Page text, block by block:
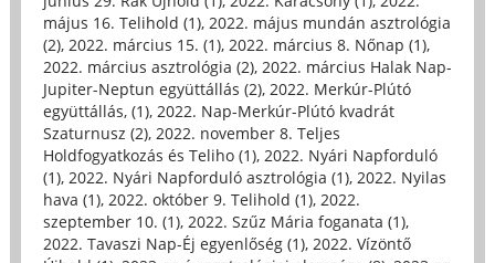
május 16. Telihold (1), 2022. május mundán asztrológia
(2), 2022. március 15. (1), 2022. március 8. Nőnap (1),
2022. március asztrológia (2), 2022. március Halak Nap-
Jupiter-Neptun együttállás (2), 2022. Merkúr-Plútó
együttállás, (1), 2022. Nap-Merkúr-Plútó kvadrát
Szaturnusz (2), 2022. november 8. Teljes
Holdfogyatkozás és Teliho (1), 2022. Nyári Napforduló
(1), 2022. Nyári Napforduló asztrológia (1), 2022. Nyilas
hava (1), 2022. október 9. Telihold (1), 2022.
szeptember 10. (1), 2022. Szűz Mária foganata (1),
2022. Tavaszi Nap-Éj egyenlőség (1), 2022. Vízöntő